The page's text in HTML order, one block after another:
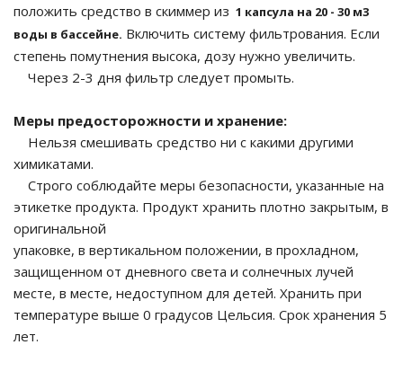
установки
"Фалина"
положить средство в скиммер из 1 капсула на 20 - 30 м3
воды в бассейне. Включить систему фильтрования. Если
степень помутнения высока, дозу нужно увеличить.
Через 2-3 дня фильтр следует промыть.
Меры предосторожности и хранение:
Нельзя смешивать средство ни с какими другими
химикатами.
Строго соблюдайте меры безопасности, указанные на
этикетке продукта. Продукт хранить плотно закрытым, в
оригинальной
упаковке, в вертикальном положении, в прохладном,
защищенном от дневного света и солнечных лучей
месте, в месте, недоступном для детей. Хранить при
температуре выше 0 градусов Цельсия. Срок хранения 5
лет.